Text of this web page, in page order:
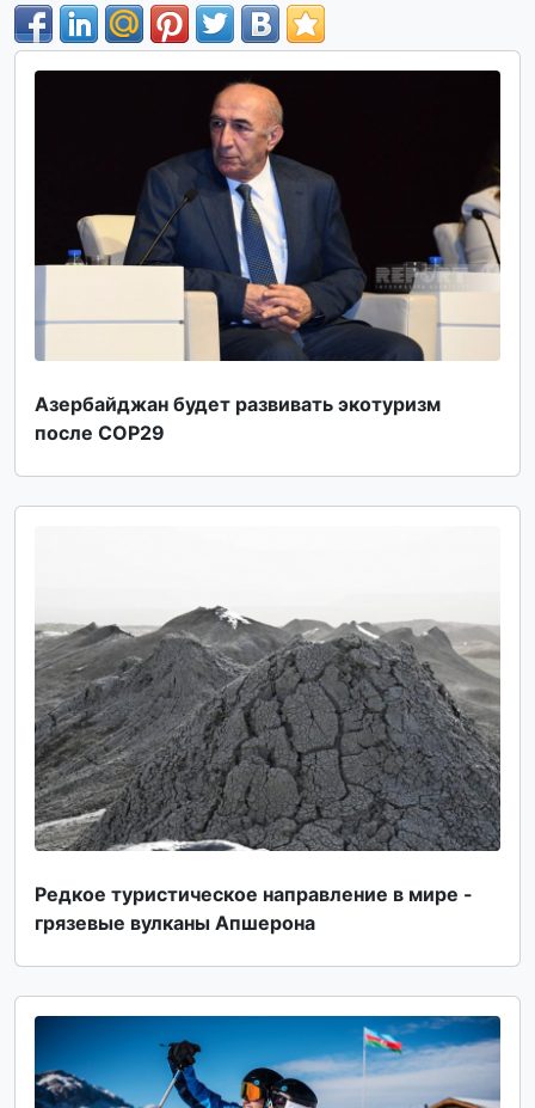
Азербайджан будет развивать экотуризм
после COP29
Редкое туристическое направление в мире -
грязевые вулканы Апшерона